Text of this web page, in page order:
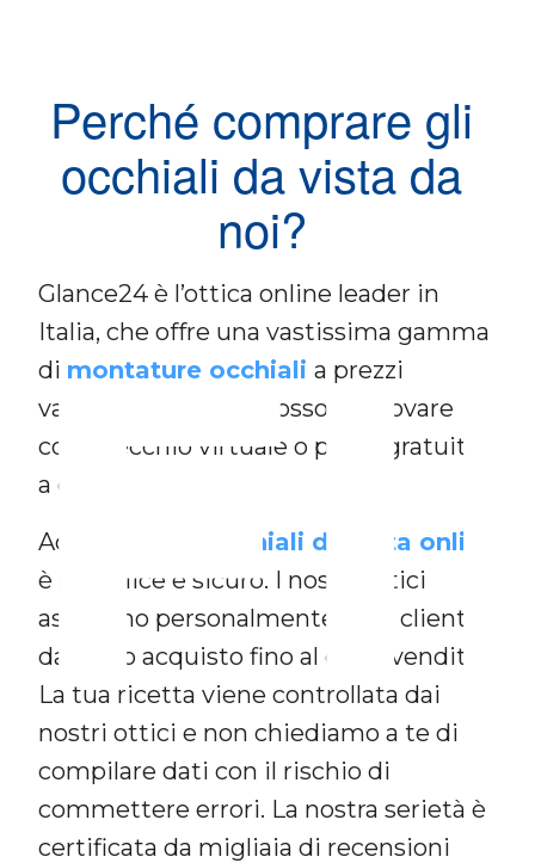
Perché comprare gli
occhiali da vista da
noi?
Glance24 è l’ottica online leader in
Italia, che offre una vastissima gamma
di montature occhiali a prezzi
vantaggiosi, che si possono provare
con specchio virtuale o prova gratuita
a casa.
Acquistare gli
occhiali da vista online
è semplice e sicuro. I nostri ottici
assistono personalmente ogni cliente
da inizio acquisto fino al dopo vendita.
La tua ricetta viene controllata dai
nostri ottici e non chiediamo a te di
compilare dati con il rischio di
commettere errori. La nostra serietà è
certificata da migliaia di recensioni